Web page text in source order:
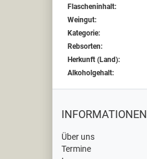
Flascheninhalt:
Weingut:
Kategorie:
Rebsorten:
Herkunft (Land):
Alkoholgehalt:
INFORMATIONEN
Über uns
Termine